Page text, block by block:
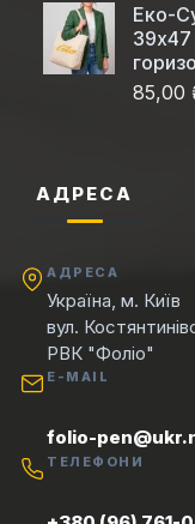
Еко-
39x47
85,00
АДРЕСА
АДРЕСА
Україна, м. Київ
вул.
РВК "Фоліо"
E-MAIL
folio-
ТЕЛЕФОНИ